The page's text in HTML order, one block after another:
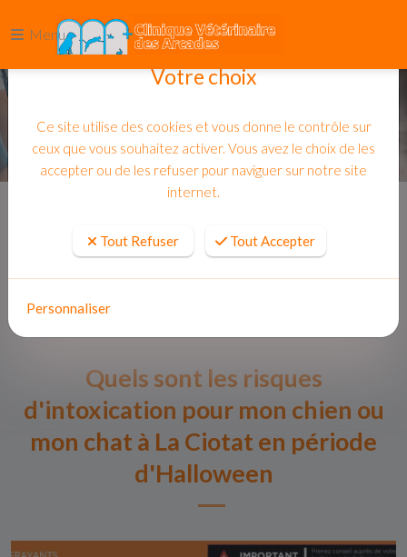
Menu
Quels sont les risques
d'intoxication pour mon chien ou
mon chat à La Ciotat en période
d'Halloween
Votre choix
Ce site utilise des cookies et vous donne le contrôle sur
ceux que vous souhaitez activer. Vous avez le choix de les
accepter ou de les refuser pour naviguer sur notre site
internet.
Tout Refuser Tout Accepter
Personnaliser